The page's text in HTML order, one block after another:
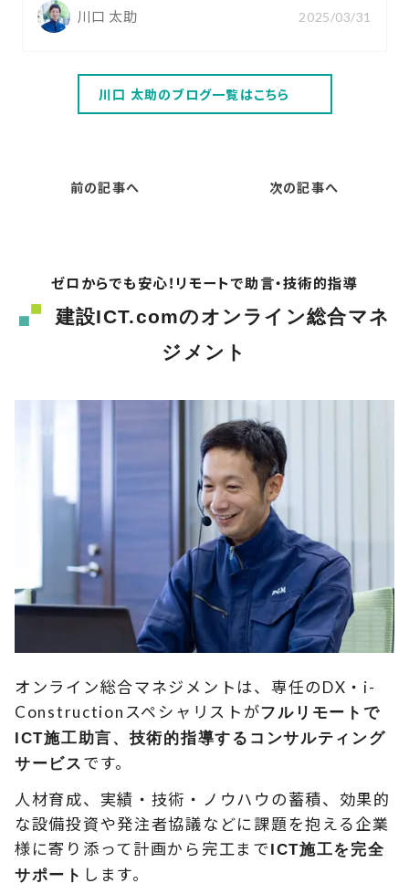
したこと、心より感謝申し上げます。おかげさま
で1年間で1,000名近くの方々にご聴講いただく
で幅広い層の方々にご参加いただいています。
それぞれの方々の立場において
川口 太助 2025/03/31
川口 太助のブログ一覧はこちら
前の記事へ 次の記事へ
ゼロからでも安心！リモートで助言・技術的指導
建設ICT.comのオンライン総合マネ
ジメント
オンライン総合マネジメントは、専任のDX・i-
Constructionスペシャリストがフルリモートで
ICT施工助言、技術的指導するコンサルティング
サービス です。
人材育成、実績・技術・ノウハウの蓄積、効果的
な設備投資や発注者協議などに課題を抱える企業
様に寄り添って計画から完工まで ICT施工を完全
サポート します。